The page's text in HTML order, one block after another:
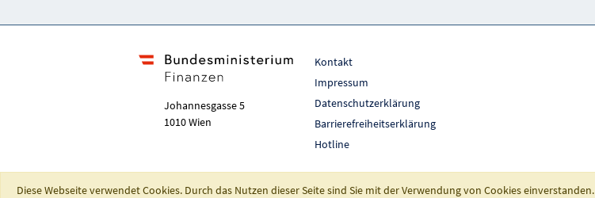
Johannesgasse 5
1010 Wien
Kontakt
Impressum
Datenschutzerklärung
Barrierefreiheitserklärung
Hotline
Diese Webseite verwendet Cookies. Durch das Nutzen dieser Seite sind Sie mit der Verwendung von Cookies einverstanden.